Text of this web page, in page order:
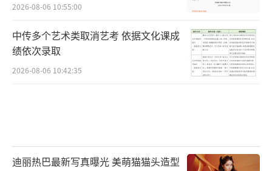
2026-08-06 10:55:00
中传多个艺术类取消艺考 依据文化课成
绩依次录取
2026-08-06 10:42:35
迪丽热巴最新写真曝光 美萌猫猫头造型